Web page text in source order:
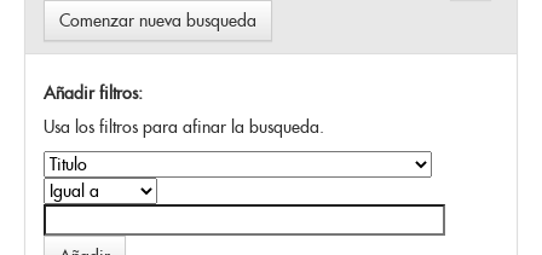
Comenzar nueva busqueda
Añadir filtros:
Usa los filtros para afinar la busqueda.